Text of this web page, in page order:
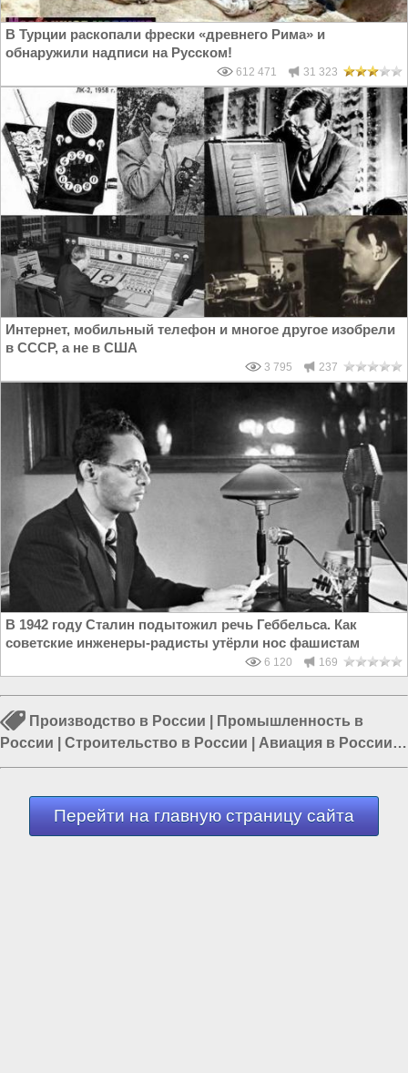
В Турции раскопали фрески «древнего Рима» и
обнаружили надписи на Русском!
612 471 31 323
Интернет, мобильный телефон и многое другое изобрели
в СССР, а не в США
3 795 237
В 1942 году Сталин подытожил речь Геббельса. Как
советские инженеры-радисты утёрли нос фашистам
6 120 169
Производство в России
Промышленность в
России
Строительство в России Авиация в России|
Перевооружение армии России|Россия и Евразия|
Перейти на главную страницу сайта